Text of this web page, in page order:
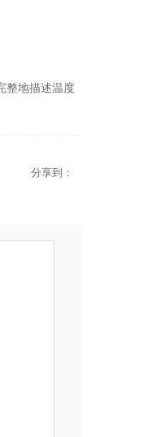
整地描述温度
分享到：